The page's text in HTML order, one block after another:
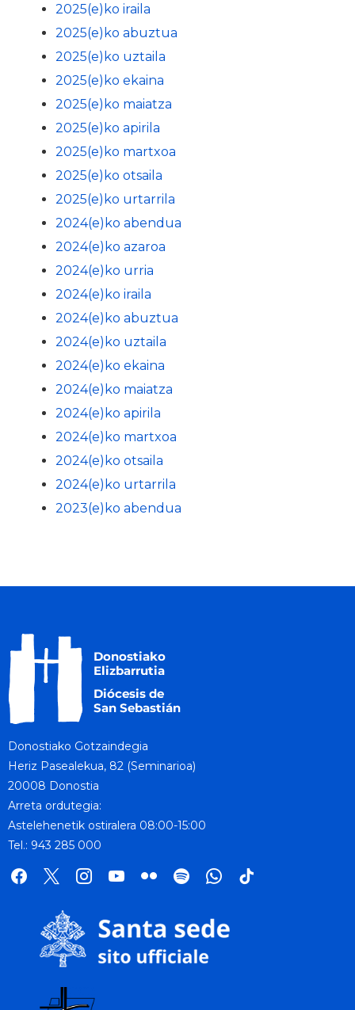
2025(e)ko iraila
2025(e)ko abuztua
2025(e)ko uztaila
2025(e)ko ekaina
2025(e)ko maiatza
2025(e)ko apirila
2025(e)ko martxoa
2025(e)ko otsaila
2025(e)ko urtarrila
2024(e)ko abendua
2024(e)ko azaroa
2024(e)ko urria
2024(e)ko iraila
2024(e)ko abuztua
2024(e)ko uztaila
2024(e)ko ekaina
2024(e)ko maiatza
2024(e)ko apirila
2024(e)ko martxoa
2024(e)ko otsaila
2024(e)ko urtarrila
2023(e)ko abendua
Donostiako Gotzaindegia
Heriz Pasealekua, 82 (Seminarioa)
20008 Donostia
Arreta ordutegia:
Astelehenetik ostiralera 08:00-15:00
Tel.: 943 285 000
facebook
x instagramyoutube
flickr spotifywhatsapp
tik